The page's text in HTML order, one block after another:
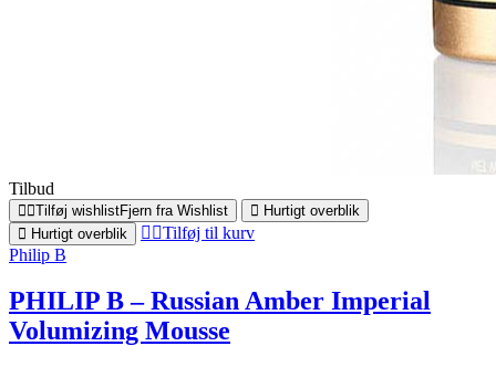
Tilbud
Tilføj wishlistFjern fra Wishlist
Hurtigt overblik
Hurtigt overblik
Tilføj til kurv
Philip B
PHILIP B – Russian Amber Imperial
Volumizing Mousse